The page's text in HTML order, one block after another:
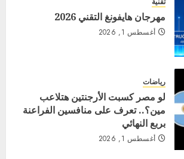
مهرجان هايفونغ التقني 2026
أغسطس 1, 2026
رياضات
لو مصر كسبت الأرجنتين هتلاعب
مين؟.. تعرف على منافسين الفراعنة
بربع النهائي
أغسطس 1, 2026